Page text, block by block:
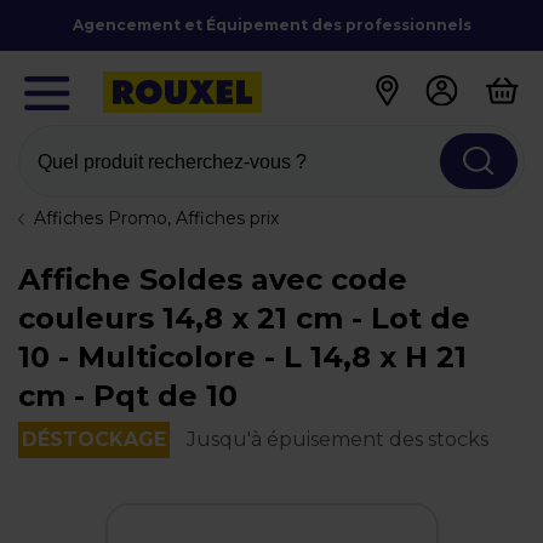
Agencement et Équipement des professionnels
Quel produit recherchez-vous ?
Affiches Promo, Affiches prix
Affiche Soldes avec code
couleurs 14,8 x 21 cm - Lot de
10 - Multicolore - L 14,8 x H 21
cm - Pqt de 10
DÉSTOCKAGE Jusqu'à épuisement des stocks